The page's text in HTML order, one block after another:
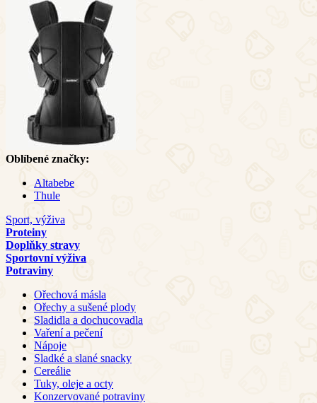
Oblíbené značky:
Altabebe
Thule
Sport, výživa
Proteiny
Doplňky stravy
Sportovní výživa
Potraviny
Ořechová másla
Ořechy a sušené plody
Sladidla a dochucovadla
Vaření a pečení
Nápoje
Sladké a slané snacky
Cereálie
Tuky, oleje a octy
Konzervované potraviny